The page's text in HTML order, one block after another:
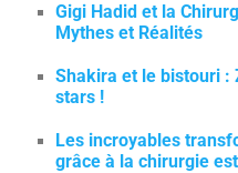
Gigi Hadid et la
Mythes et Réalités
Shakira et le bistouri :
stars !
Les incroyables
grâce à la chirurgie